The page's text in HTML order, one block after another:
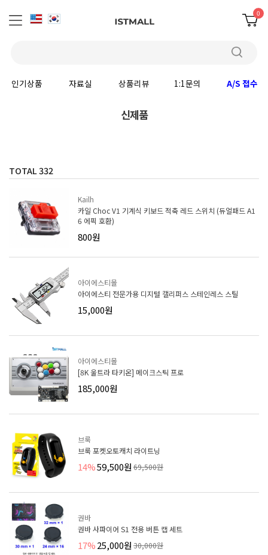
0
인기상품 자료실 상품리뷰 1:1문의 A/S 접수
신제품
TOTAL332
Kailh
카일 Choc V1 기계식 키보드 적축 레드 스위치 (듀얼패드 A1
6 에픽 호환)
800원
아이에스티몰
아이에스티 전문가용 디지털 캘리퍼스 스테인레스 스틸
15,000원
아이에스티몰
[8K 울트라 타키온] 메이크스틱 프로
185,000원
브룩
브룩 포켓오토캐치 라이트닝
14%59,500원 69,500원
권바
권바 사파이어 S1 전용 버튼 캡 세트
17%25,000원 30,000원